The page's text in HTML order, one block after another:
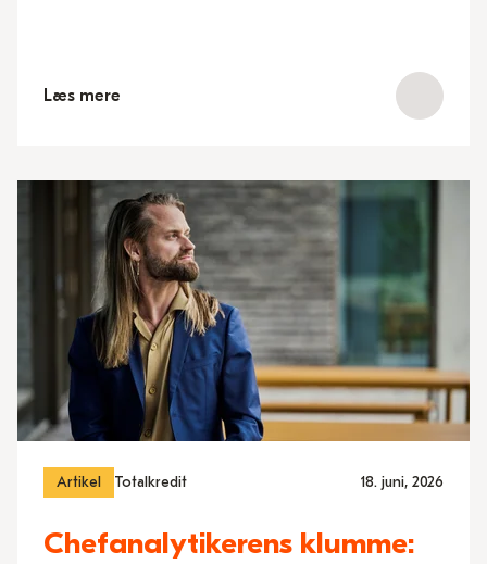
Læs mere
Artikel Totalkredit 18. juni, 2026
Chefanalytikerens klumme: